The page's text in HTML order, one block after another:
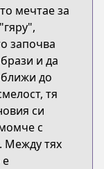
мечтае за
започва
и да
до
тя
си
с
Между тях
е